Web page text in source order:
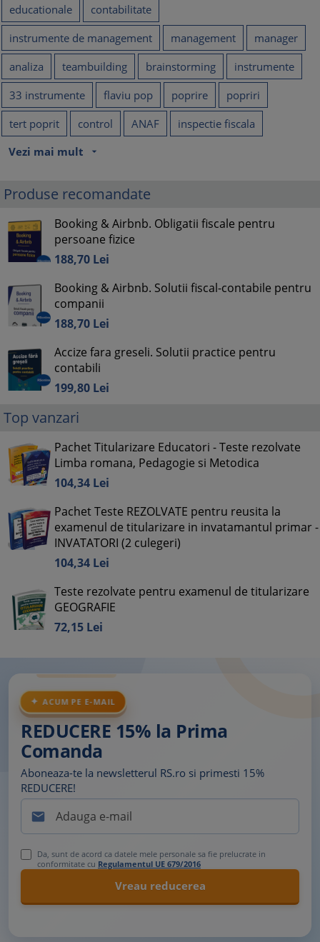
educationale
contabilitate
instrumente de management
management
manager
analiza
teambuilding brainstorming
instrumente
33 instrumente
flaviu pop poprire
popriri
tert poprit
control ANAF
inspectie fiscala
Vezi mai mult
arrow_drop_down
Produse recomandate
Booking & Airbnb. Obligatii fiscale pentru
persoane fizice
188,70 Lei
Booking & Airbnb. Solutii fiscal-contabile pentru
companii
188,70 Lei
Accize fara greseli. Solutii practice pentru
contabili
199,80 Lei
Top vanzari
Pachet Titularizare Educatori - Teste rezolvate
Limba romana, Pedagogie si Metodica
104,34 Lei
Pachet Teste REZOLVATE pentru reusita la
examenul de titularizare in invatamantul primar -
INVATATORI (2 culegeri)
104,34 Lei
Teste rezolvate pentru examenul de titularizare
GEOGRAFIE
72,15 Lei
ACUM PE E-MAIL
REDUCERE 15% la Prima
Comanda
Aboneaza-te la newsletterul RS.ro si primesti 15%
REDUCERE!

Da, sunt de acord ca datele mele personale sa fie prelucrate in
conformitate cu Regulamentul UE 679/2016